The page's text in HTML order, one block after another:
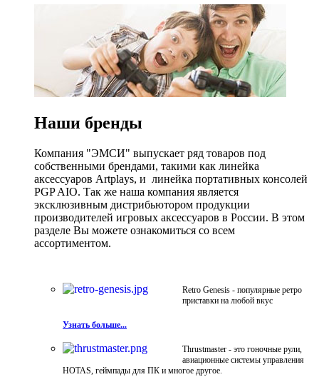
Наши бренды
Компания "ЭМСИ" выпускает ряд товаров под
собственными брендами, такими как линейка
аксессуаров Artplays, и линейка портативных консолей
PGP AIO. Так же наша компания является
эксклюзивным дистрибьютором продукции
производителей игровых аксессуаров в России. В этом
разделе Вы можете ознакомиться со всем
ассортиментом.
Retro Genesis - популярные ретро
приставки на любой вкус
Узнать больше...
Thrustmaster - это гоночные рули,
авиационные системы управления
HOTAS, геймпады для ПК и многое другое.